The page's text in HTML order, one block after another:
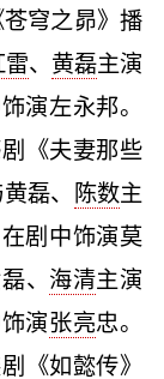
穹之昴》播
、 黄磊主演
演左永邦。
《夫妻那些
磊、 陈数主
剧中饰演莫
、 海清主演
演张亮忠。
《如懿传》